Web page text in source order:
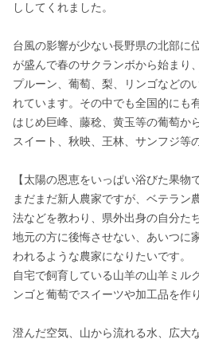
ししてくれました。
台風の影響が少ない長野県の北部に
が盛んで春のサクランボから始まり
プルーン、葡萄、梨、リンゴなどの
れています。その中でも全国的にも
はじめ巨峰、藤稔、黄玉等の葡萄か
スイート、秋映、王林、サンフジ等
【太陽の恩恵をいっぱい浴びた果物
まだまだ新人農家ですが、ベテラン
法などを教わり、県外出身の自分た
地元の方に後悔させない、あいつに
われるような農家になりたいです。
自宅で飼育している山羊の山羊ミル
ンゴと葡萄でスイーツや加工品を作
澄んだ空気、山から流れる水、広大